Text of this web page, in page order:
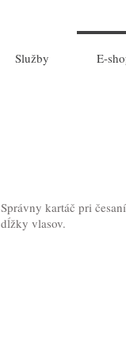
Služby E-
Správny kartáč pri
dĺžky vlasov.